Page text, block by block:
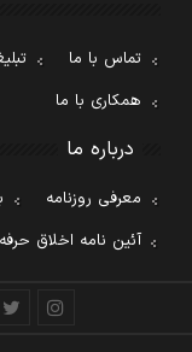
تماس با ما
همکاری با ما
درباره ما
معرفی روزنامه
آئین نامه اخلاق